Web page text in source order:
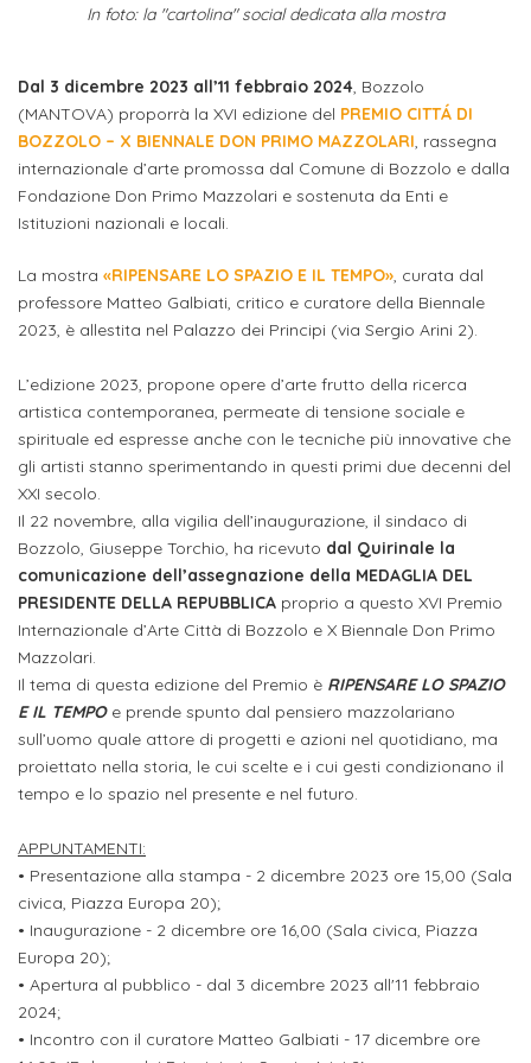
MISSIONE
Progetti
Terza
Missione
CAPITALE
ITALIANA
CULTURA
BGBS2023
RETE
DI
Istituzioni
Amministrazioni
Collaborazioni
Partners
di
Progettazione
e
Arti
Applicate
DOTTORATI
DI
RICERCA
Arti
Visive
e
Umanesimo
Tecnologico
ALTRI
LIVELLI
FORMAZIONE
Master
Executive
DIDATTICA
Materie
di
studio
Progetti
studenti
a
corsi
singoli
Laboratori
sede
di
stampa
Biblioteca
Alloggi
Modulistica
Consulta
Studentesca
AL
LAVORO
Apprendistato
per
gli
studenti
Stage
attivabili
di
lavoro
Aziende
convenzionate
Iscriviti
Newsletter
OPPORTUNITÀ
FSL
attività
per
Istituti
Superiori
INCONTRIAMOCI
IN
TUTTA
Fiere
e
saloni
dell'orientamento
In foto: la "cartolina" social dedicata alla mostra
Dal 3 dicembre 2023 all’11 febbraio 2024, Bozzolo
(MANTOVA) proporrà la XVI edizione del PREMIO CITTÁ DI
BOZZOLO – X BIENNALE DON PRIMO MAZZOLARI, rassegna
internazionale d’arte promossa dal Comune di Bozzolo e dalla
Fondazione Don Primo Mazzolari e sostenuta da Enti e
Istituzioni nazionali e locali.
La mostra «RIPENSARE LO SPAZIO E IL TEMPO», curata dal
professore Matteo Galbiati, critico e curatore della Biennale
2023, è allestita nel Palazzo dei Principi (via Sergio Arini 2).
L’edizione 2023, propone opere d’arte frutto della ricerca
artistica contemporanea, permeate di tensione sociale e
spirituale ed espresse anche con le tecniche più innovative che
gli artisti stanno sperimentando in questi primi due decenni del
XXI secolo.
Il 22 novembre, alla vigilia dell’inaugurazione, il sindaco di
Bozzolo, Giuseppe Torchio, ha ricevuto dal Quirinale la
comunicazione dell’assegnazione della MEDAGLIA DEL
PRESIDENTE DELLA REPUBBLICA proprio a questo XVI Premio
Internazionale d’Arte Città di Bozzolo e X Biennale Don Primo
Mazzolari.
Il tema di questa edizione del Premio è RIPENSARE LO SPAZIO
E IL TEMPOe prende spunto dal pensiero mazzolariano
sull’uomo quale attore di progetti e azioni nel quotidiano, ma
proiettato nella storia, le cui scelte e i cui gesti condizionano il
tempo e lo spazio nel presente e nel futuro.
APPUNTAMENTI:
• Presentazione alla stampa - 2 dicembre 2023 ore 15,00 (Sala
civica, Piazza Europa 20);
• Inaugurazione - 2 dicembre ore 16,00 (Sala civica, Piazza
Europa 20);
• Apertura al pubblico - dal 3 dicembre 2023 all'11 febbraio
2024;
• Incontro con il curatore Matteo Galbiati - 17 dicembre ore